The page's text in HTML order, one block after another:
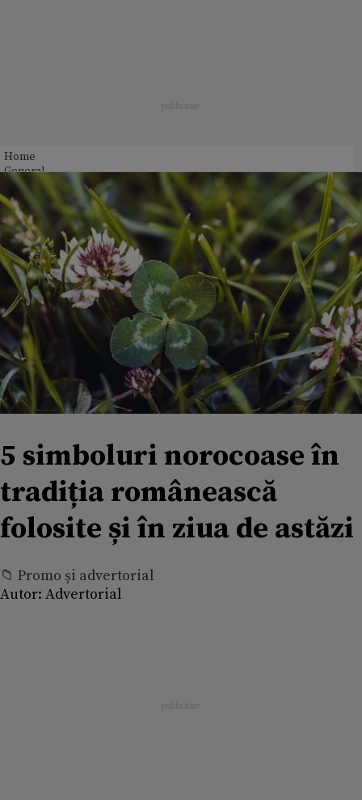
Home
General
5 simboluri norocoase în
tradiția românească
folosite și în ziua de astăzi
📁 Promo și advertorial
Autor: Advertorial